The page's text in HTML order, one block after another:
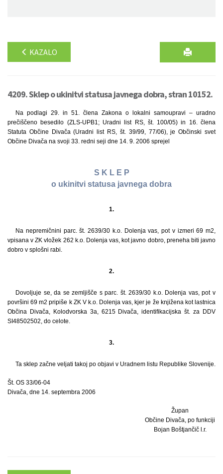
KAZALO
4209. Sklep o ukinitvi statusa javnega dobra, stran 10152.
Na podlagi 29. in 51. člena Zakona o lokalni samoupravi – uradno
prečiščeno besedilo (ZLS-UPB1; Uradni list RS, št. 100/05) in 16. člena
Statuta Občine Divača (Uradni list RS, št. 39/99, 77/06), je Občinski svet
Občine Divača na svoji 33. redni seji dne 14. 9. 2006 sprejel
S K L E P
o ukinitvi statusa javnega dobra
1.
Na nepremičnini parc. št. 2639/30 k.o. Dolenja vas, pot v izmeri 69 m2,
vpisana v ZK vložek 262 k.o. Dolenja vas, kot javno dobro, preneha biti javno
dobro v splošni rabi.
2.
Dovoljuje se, da se zemljišče s parc. št. 2639/30 k.o. Dolenja vas, pot v
površini 69 m2 pripiše k ZK V k.o. Dolenja vas, kjer je že knjižena kot lastnica
Občina Divača, Kolodvorska 3a, 6215 Divača, identifikacijska št. za DDV
SI48502502, do celote.
3.
Ta sklep začne veljati takoj po objavi v Uradnem listu Republike Slovenije.
Št. OS 33/06-04
Divača, dne 14. septembra 2006
Župan
Občine Divača, po funkciji
Bojan Boštjančič l.r.